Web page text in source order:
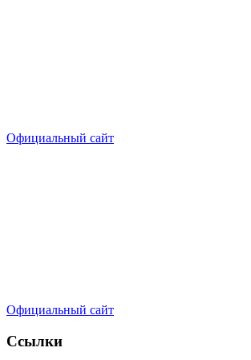
Официальный сайт
Официальный сайт
Ссылки